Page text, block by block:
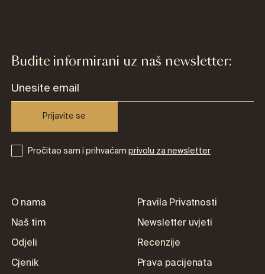
Budite informirani uz naš newsletter:
Prijavite se
Pročitao sam i prihvaćamprivolu za newsletter
O nama
Naš tim
Odjeli
Cjenik
Pravila Privatnosti
Newsletter uvjeti
Recenzije
Prava pacijenata